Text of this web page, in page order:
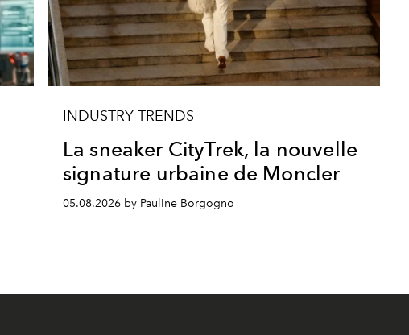
INDUSTRY TRENDS
La sneaker CityTrek, la nouvelle
signature urbaine de Moncler
05.08.2026 by Pauline Borgogno